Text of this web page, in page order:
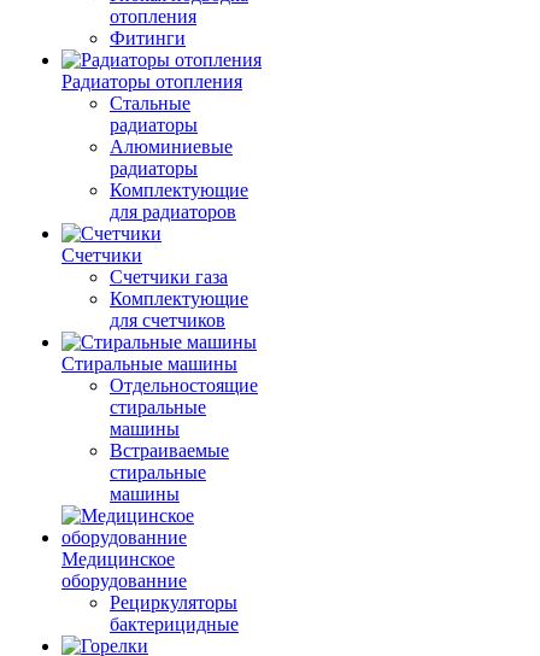
отопления
Фитинги
Радиаторы отопления
Стальные
радиаторы
Алюминиевые
радиаторы
Комплектующие
для радиаторов
Счетчики
Счетчики газа
Комплектующие
для счетчиков
Стиральные машины
Отдельностоящие
стиральные
машины
Встраиваемые
стиральные
машины
Медицинское
оборудованние
Рециркуляторы
бактерицидные